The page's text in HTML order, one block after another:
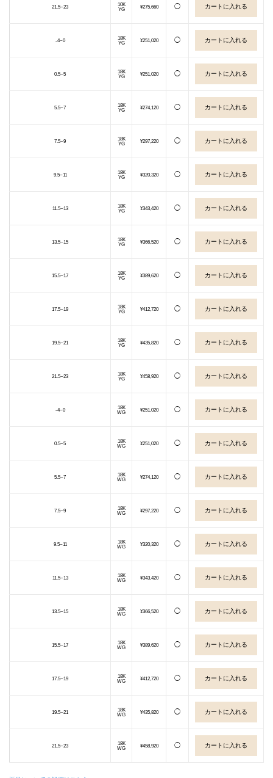
21.5~23
10K
YG
¥275,660 ◯
-4~0
18K
YG
¥251,020 ◯
0.5~5
18K
YG
¥251,020 ◯
5.5~7
18K
YG
¥274,120 ◯
7.5~9
18K
YG
¥297,220 ◯
9.5~11
18K
YG
¥320,320 ◯
11.5~13
18K
YG
¥343,420 ◯
13.5~15
18K
YG
¥366,520 ◯
15.5~17
18K
YG
¥389,620 ◯
17.5~19
18K
YG
¥412,720 ◯
19.5~21
18K
YG
¥435,820 ◯
21.5~23
18K
YG
¥458,920 ◯
-4~0
18K
WG
¥251,020 ◯
0.5~5
18K
WG
¥251,020 ◯
5.5~7
18K
WG
¥274,120 ◯
7.5~9
18K
WG
¥297,220 ◯
9.5~11
18K
WG
¥320,320 ◯
11.5~13
18K
WG
¥343,420 ◯
13.5~15
18K
WG
¥366,520 ◯
15.5~17
18K
WG
¥389,620 ◯
17.5~19
18K
WG
¥412,720 ◯
19.5~21
18K
WG
¥435,820 ◯
21.5~23
18K
WG
¥458,920 ◯